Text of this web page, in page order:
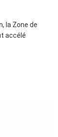
la Zone de
accélé